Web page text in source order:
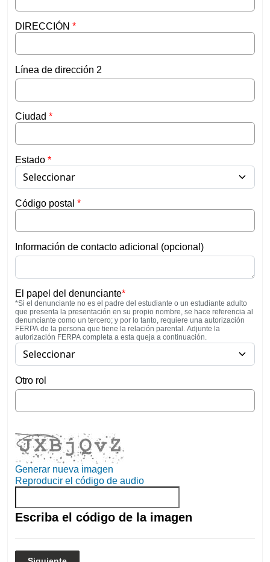
DIRECCIÓN
Línea de dirección 2
Ciudad
Estado
Código postal
Información de contacto adicional (opcional)
El papel del denunciante*
*Si el denunciante no es el padre del estudiante o un estudiante adulto
que presenta la presentación en su propio nombre, se hace referencia al
denunciante como un tercero; y por lo tanto, requiere una autorización
FERPA de la persona que tiene la relación parental. Adjunte la
autorización FERPA completa a esta queja a continuación.
Otro rol
Generar nueva imagen
Reproducir el código de audio
Escriba el código de la imagen